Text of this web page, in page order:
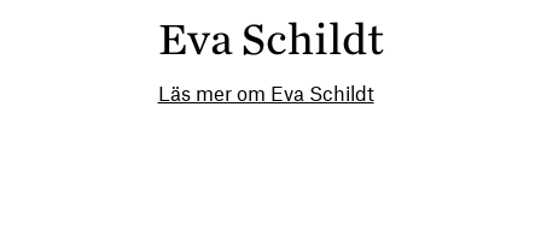
Eva Schildt
Läs mer om Eva Schildt